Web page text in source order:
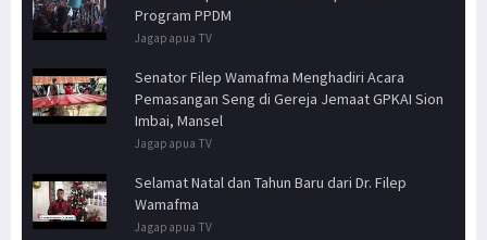
Program PPDM
Jagapapua TV
Senator Filep Wamafma Menghadiri Acara
Pemasangan Seng di Gereja Jemaat GPKAI Sion
Imbai, Mansel
Jagapapua TV
Selamat Natal dan Tahun Baru dari Dr. Filep
Wamafma
Jagapapua TV